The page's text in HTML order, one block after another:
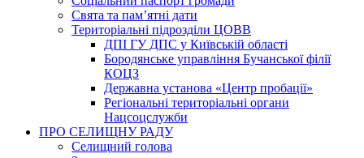
Свята та пам’ятні дати
Територіальні підрозділи ЦОВВ
ДПІ ГУ ДПС у Київській області
Бородянське управління Бучанської філії
КОЦЗ
Державна установа «Центр пробації»
Регіональні територіальні органи
Нацсоцслужби
ПРО СЕЛИЩНУ РАДУ
Селищний голова